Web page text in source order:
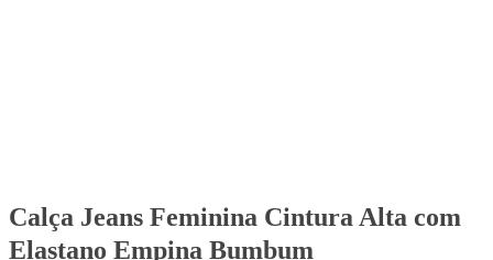
Calça Jeans Feminina Cintura Alta com
Elastano Empina Bumbum